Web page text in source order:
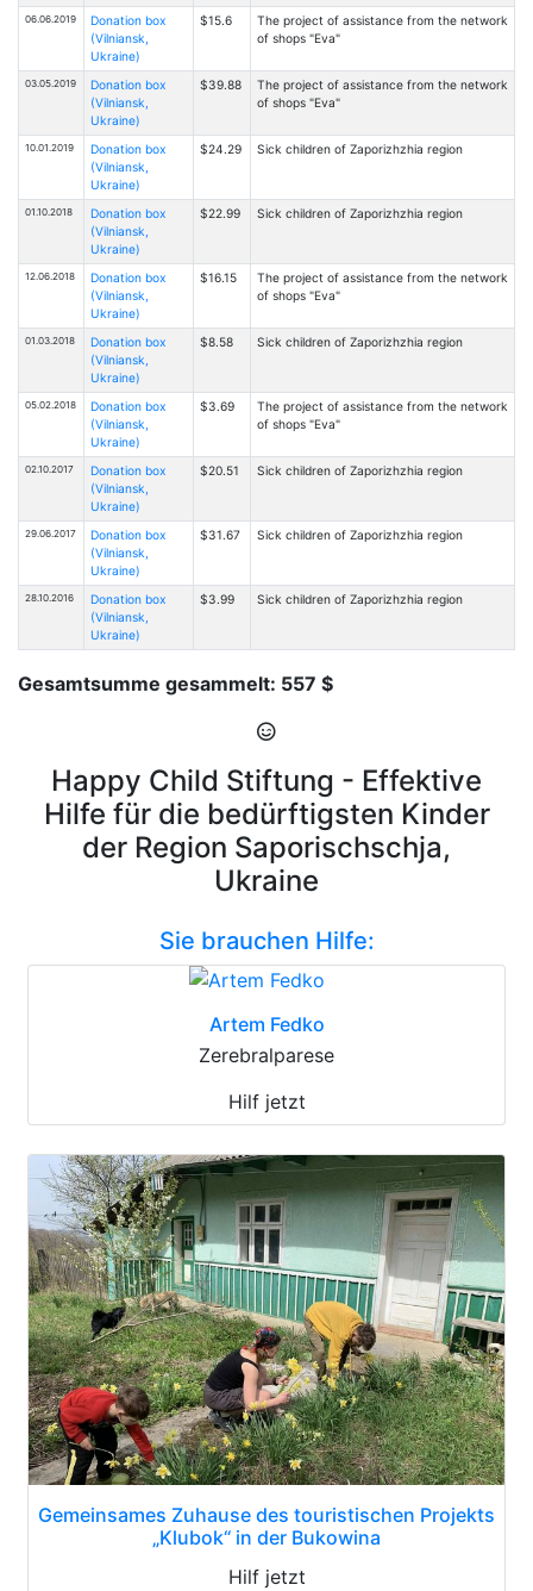
06.06.2019
Donation box
(Vilniansk,
Ukraine)
$15.6
The project of assistance from the network
of shops "Eva"
03.05.2019
Donation box
(Vilniansk,
Ukraine)
$39.88
The project of assistance from the network
of shops "Eva"
10.01.2019
Donation box
(Vilniansk,
Ukraine)
$24.29 Sick children of Zaporizhzhia region
01.10.2018
Donation box
(Vilniansk,
Ukraine)
$22.99 Sick children of Zaporizhzhia region
12.06.2018
Donation box
(Vilniansk,
Ukraine)
$16.15
The project of assistance from the network
of shops "Eva"
01.03.2018
Donation box
(Vilniansk,
Ukraine)
$8.58 Sick children of Zaporizhzhia region
05.02.2018
Donation box
(Vilniansk,
Ukraine)
$3.69
The project of assistance from the network
of shops "Eva"
02.10.2017
Donation box
(Vilniansk,
Ukraine)
$20.51 Sick children of Zaporizhzhia region
29.06.2017
Donation box
(Vilniansk,
Ukraine)
$31.67 Sick children of Zaporizhzhia region
28.10.2016
Donation box
(Vilniansk,
Ukraine)
$3.99 Sick children of Zaporizhzhia region
Gesamtsumme gesammelt: 557 $
Happy Child Stiftung - Effektive
Hilfe für die bedürftigsten Kinder
der Region Saporischschja,
Ukraine
Sie brauchen Hilfe:
Artem Fedko
Zerebralparese
Hilf jetzt
Gemeinsames Zuhause des touristischen Projekts
„Klubok“ in der Bukowina
Hilf jetzt